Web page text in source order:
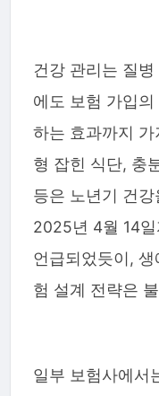
건강 관리는 질
에도 보험 가입
하는 효과까지
형 잡힌 식단, 충
등은 노년기 건
2025년 4월 14
언급되었듯이,
험 설계 전략은
일부 보험사에서